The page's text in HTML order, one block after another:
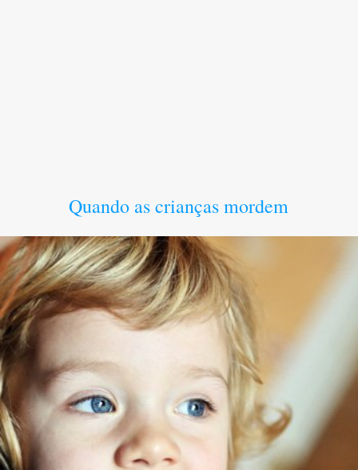
Quando as crianças mordem